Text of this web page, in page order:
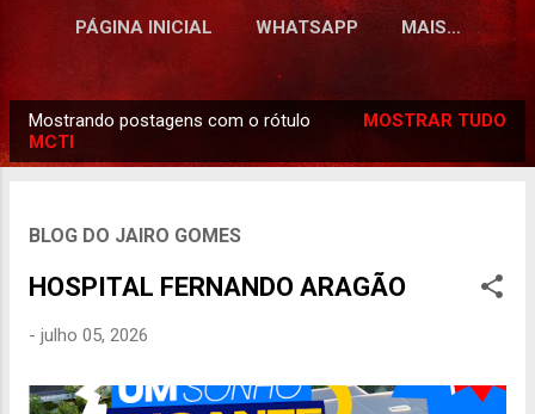
PÁGINA INICIAL WHATSAPP MAIS…
o
Mostrando postagens com o rótulo
MCTI
MOSTRAR TUDO
BLOG DO JAIRO GOMES
HOSPITAL FERNANDO ARAGÃO
- julho 05, 2026